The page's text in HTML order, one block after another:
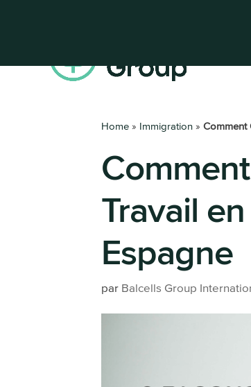
Home » Immigration »Comment
Travail
Espagne
par Balcells Group